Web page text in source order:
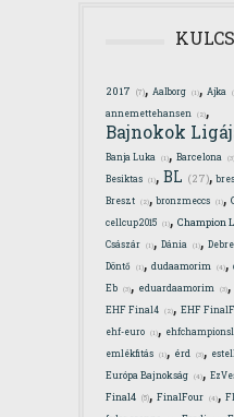
2017 (7), Aalborg (1), Ajka
annemettehansen (2),
Bajnokok
Banja Luka (1), Barcelona (3)
Besiktas (1), BL (27),
Breszt (2),bronzmeccs (1),
cellcup2015 (1), Champion
Császár (1), Dánia (1),
Döntő (1), dudaamorim (4),
Eb (3), eduardaamorim (3),
EHF Final4 (2), EHF
ehf-euro (1),
emlékfitás (1), érd (3),
Európa Bajnokság (4),
Final4 (5), FinalFour (4),